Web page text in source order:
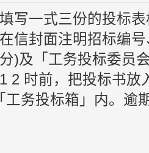
写一式三份的投标
信封面注明招标编
)及「工务投标委员
2 时前，把投标书放
工务投标箱」内。逾